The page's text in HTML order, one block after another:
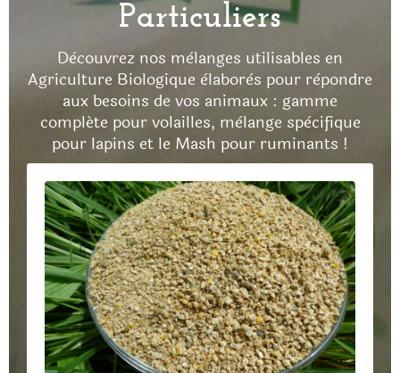
Particuliers
Dècouvrez nos mèlanges utilisables en
Agriculture Biologique èlaborès pour rèpondre
aux besoins de vos animaux : gamme
compléte pour volailles, mèlange spècifique
pour lapins et le Mash pour ruminants !